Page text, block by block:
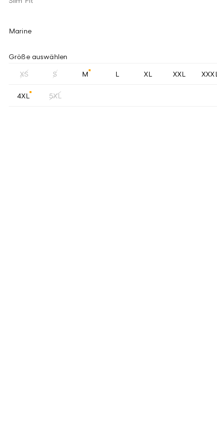
Marine
Größe auswählen
XS S M L XL XXL
4XL 5XL